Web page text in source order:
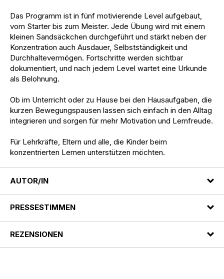
Das Programm ist in fünf motivierende Level aufgebaut,
vom Starter bis zum Meister. Jede Übung wird mit einem
kleinen Sandsäckchen durchgeführt und stärkt neben der
Konzentration auch Ausdauer, Selbstständigkeit und
Durchhaltevermögen. Fortschritte werden sichtbar
dokumentiert, und nach jedem Level wartet eine Urkunde
als Belohnung.
Ob im Unterricht oder zu Hause bei den Hausaufgaben, die
kurzen Bewegungspausen lassen sich einfach in den Alltag
integrieren und sorgen für mehr Motivation und Lernfreude.
Für Lehrkräfte, Eltern und alle, die Kinder beim
konzentrierten Lernen unterstützen möchten.
AUTOR/IN
PRESSESTIMMEN
REZENSIONEN